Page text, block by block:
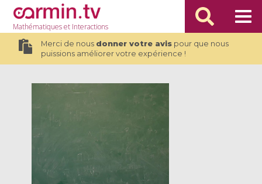
Mathématiqueset Interactions
Merci de nous donner votre avispour que nous
puissions améliorer votre expérience !